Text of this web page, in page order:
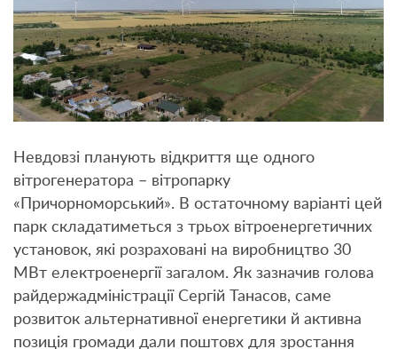
Невдовзі планують відкриття ще одного
вітрогенератора – вітропарку
«Причорноморський». В остаточному варіанті цей
парк складатиметься з трьох вітроенергетичних
установок, які розраховані на виробництво 30
МВт електроенергії загалом. Як зазначив голова
райдержадміністрації Сергій Танасов, саме
розвиток альтернативної енергетики й активна
позиція громади дали поштовх для зростання